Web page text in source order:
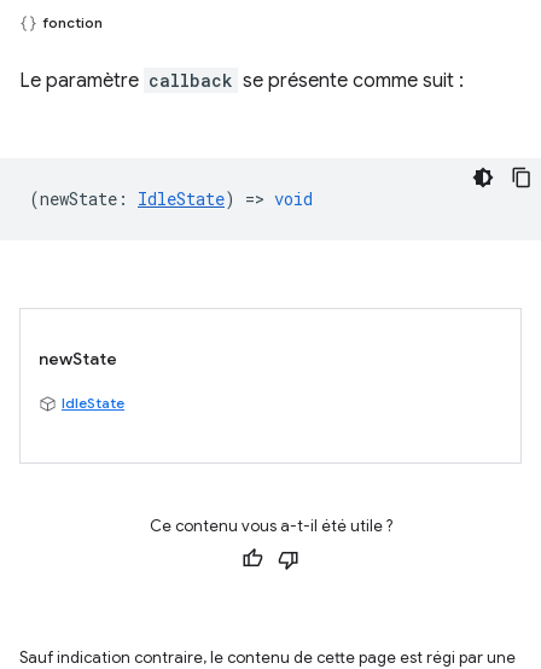
fonction
Le paramètre callback se présente comme suit :
(newState : IdleState) => void
newState
IdleState
Ce contenu vous a-t-il été utile ?
Sauf indication contraire, le contenu de cette page est régi par une